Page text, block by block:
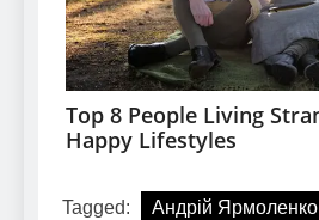
Tagged: Андрій Ярмоленко